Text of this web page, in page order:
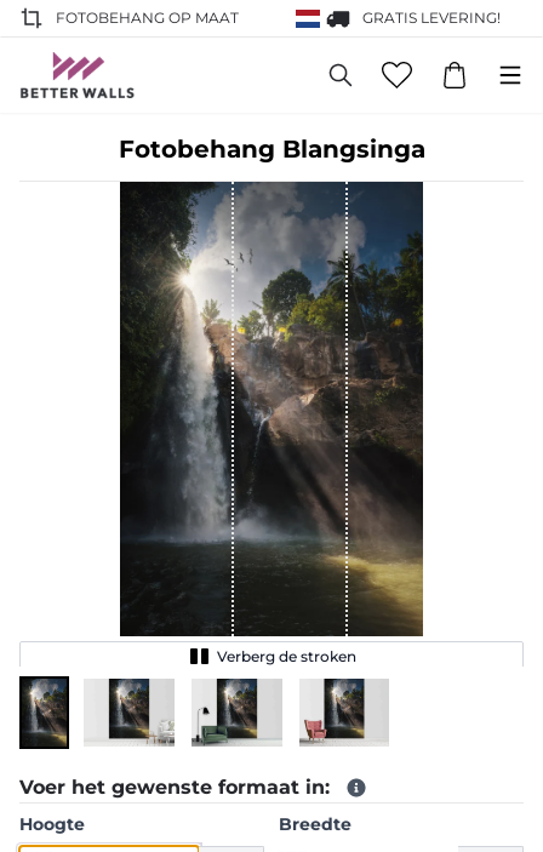
FOTOBEHANG OP MAAT GRATIS LEVERING!
Fotobehang Blangsinga
Verberg de stroken
Voer het gewenste formaat in:
Hoogte
Breedte